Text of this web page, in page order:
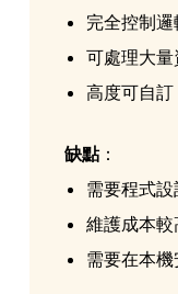
完全控制邏
可處理大量
高度可自訂
缺點：
需要程式
維護成本較
需要在本